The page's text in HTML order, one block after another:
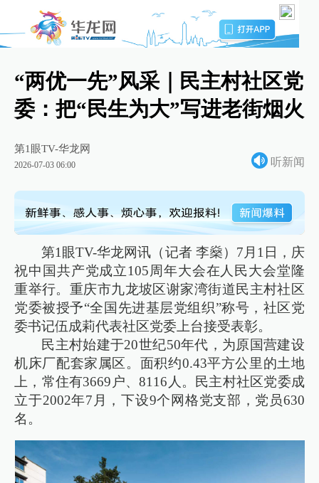
“两优一先”风采｜民主村社区党
委：把“民生为大”写进老街烟火
第1眼TV-华龙网
2026-07-03 06:00 听新闻
第1眼TV-华龙网讯（记者 李燊）7月1日，庆
祝中国共产党成立105周年大会在人民大会堂隆
重举行。重庆市九龙坡区谢家湾街道民主村社区
党委被授予“全国先进基层党组织”称号，社区党
委书记伍成莉代表社区党委上台接受表彰。
民主村始建于20世纪50年代，为原国营建设
机床厂配套家属区。面积约0.43平方公里的土地
上，常住有3669户、8116人。民主村社区党委成
立于2002年7月，下设9个网格党支部，党员630
名。